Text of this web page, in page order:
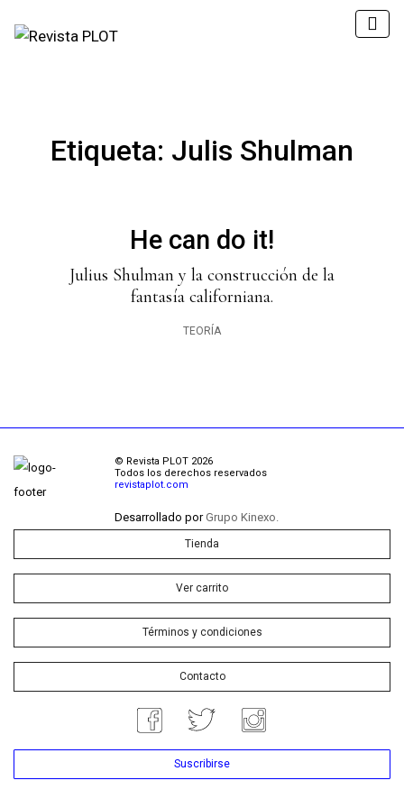
Etiqueta: Julis Shulman
He can do it!
Julius Shulman y la construcción de la
fantasía californiana.
TEORÍA
© Revista PLOT 2026
Todos los derechos reservados
revistaplot.com
Desarrollado porGrupo Kinexo.
Tienda
Ver carrito
Términos y condiciones
Contacto
Suscribirse